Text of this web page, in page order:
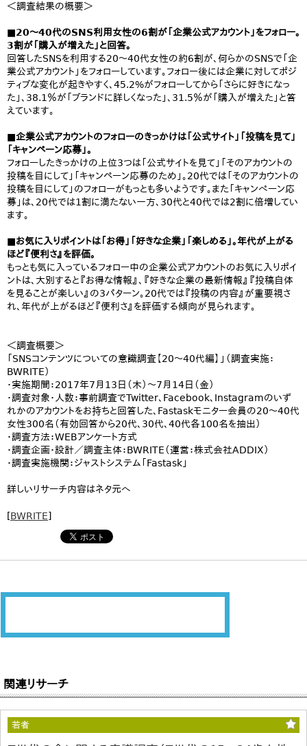
＜調査結果の概要＞
■20～40代のSNS利用女性の6割が「企業公式アカウント」をフォロー。
3割が「購入が増えた」と回答。
回答したSNSを利用する20～40代女性の約6割が、何らかのSNSで「企
業公式アカウント」をフォローしています。フォロー後には企業に対してポジ
ティブな変化が起きやすく、45.2%がフォローしてから「さらに好きになっ
た」、38.1％が「ブランドに詳しくなった」、31.5％が「購入が増えた」と答
えています。
■企業公式アカウントのフォローのきっかけは「公式サイト」「投稿を見て」
「キャンペーン応募」。
フォローしたきっかけの上位3つは「公式サイトを見て」「そのアカウントの
投稿を目にして」「キャンペーン応募のため」。20代では「そのアカウントの
投稿を目にして」のフォローがもっとも多いようです。また「キャンぺーン応
募」は、20代では1割に満たない一方、30代と40代では2割に倍増してい
ます。
■お気に入りポイントは「お得」「好きな企業」「楽しめる」。年代が上がる
ほど『便利さ』を評価。
もっとも気に入っているフォロー中の企業公式アカウントのお気に入りポイ
ントは、大別すると『お得な情報』、『好きな企業の最新情報』『投稿自体
を見ることが楽しい』の3パターン。20代では『投稿の内容』が重要視さ
れ、年代が上がるほど『便利さ』を評価する傾向が見られます。
＜調査概要＞
「SNSコンテンツについての意識調査【20～40代編】」（調査実施：
BWRITE）
・実施期間：2017年7月13日（木）～7月14日（金）
・調査対象・人数：事前調査でTwitter、Facebook、Instagramのいず
れかのアカウントをお持ちと回答した、Fastaskモニター会員の20～40代
女性300名（有効回答から20代、30代、40代各100名を抽出）
・調査方法：WEBアンケート方式
・調査企画・設計／調査主体：BWRITE（運営：株式会社ADDIX）
・調査実施機関：ジャストシステム「Fastask」
詳しいリサーチ内容はネタ元へ
[BWRITE]
関連リサーチ
若者